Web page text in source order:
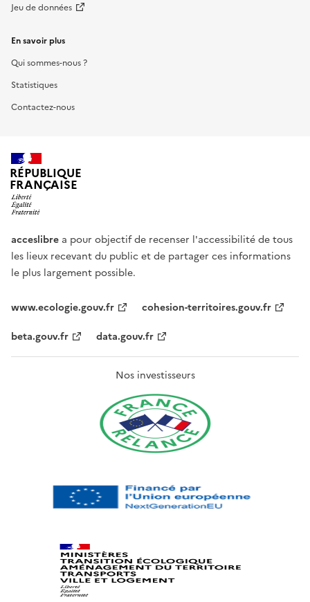
Jeu de données
En savoir plus
Qui sommes-nous ?
Statistiques
Contactez-nous
RÉPUBLIQUE
FRANÇAISE
acceslibre a pour objectif de recenser l'accessibilité de tous
les lieux recevant du public et de partager ces informations
le plus largement possible.
www.ecologie.gouv.fr
cohesion-territoires.gouv.fr
beta.gouv.fr
data.gouv.fr
Nos investisseurs